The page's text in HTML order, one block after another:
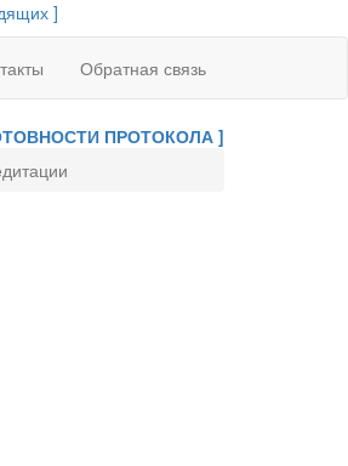
]
Обратная связь
ПРОТОКОЛА ]